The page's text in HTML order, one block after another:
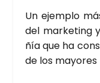
Un ejem­plo
del mar­ke­ting
ñía que ha
de los